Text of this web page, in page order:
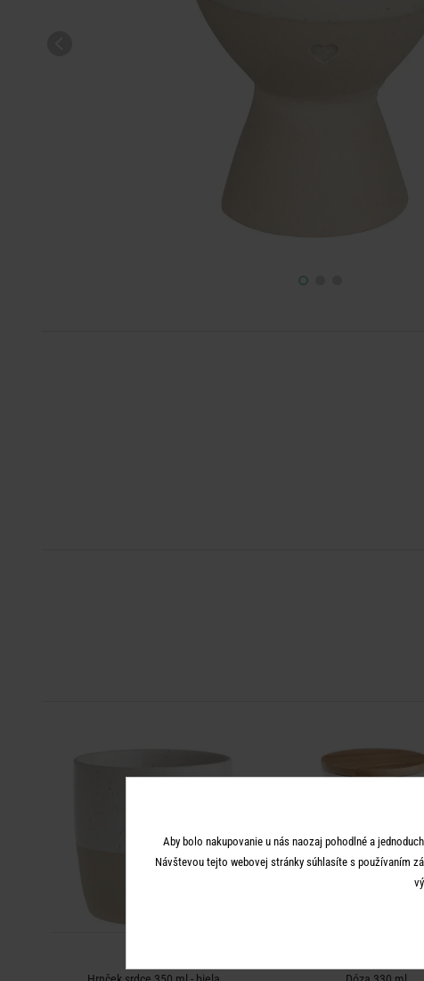
Aby bolo nakupovanie u nás naozaj pohodlné a
Návštevou tejto webovej stránky súhlasíte s používaním